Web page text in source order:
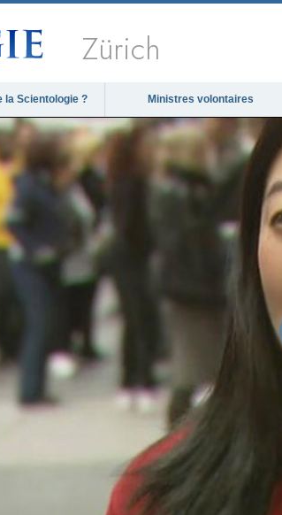
Zürich
la Scientologie ? Ministres volontaires